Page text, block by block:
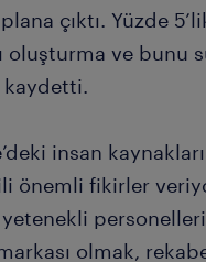
çıktı. Yüzde
oluşturma ve bunu
insan
önemli fikirler
yetenekli
olmak,